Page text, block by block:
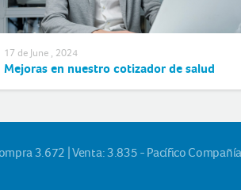
17 de June , 2024
Mejoras en nuestro cotizador de salud
3.672 | Venta: 3.835 - Pacífico